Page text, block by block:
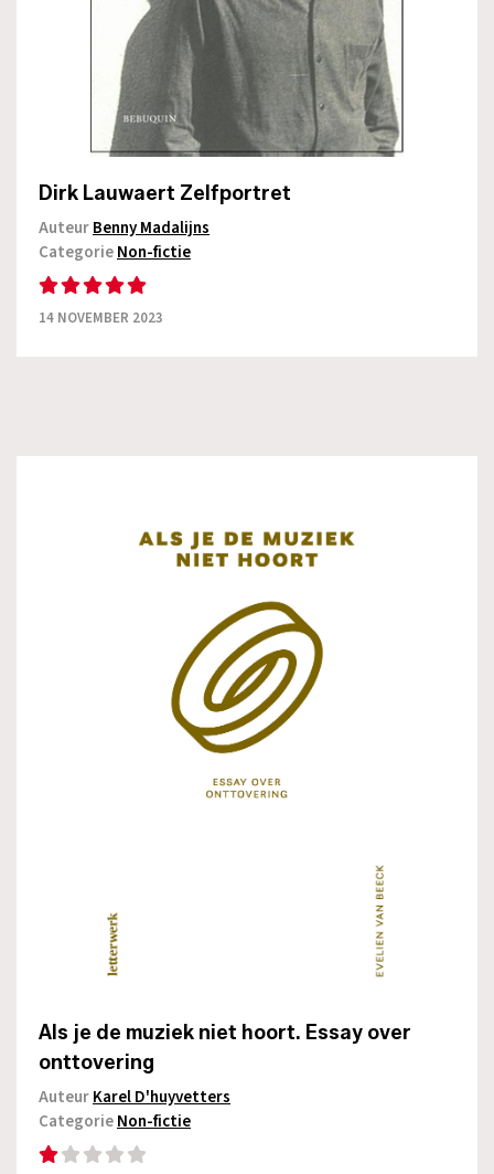
Dirk Lauwaert Zelfportret
AuteurBenny Madalijns
CategorieNon-fictie
14 NOVEMBER 2023
Als je de muziek niet hoort. Essay over
onttovering
AuteurKarel D'huyvetters
CategorieNon-fictie